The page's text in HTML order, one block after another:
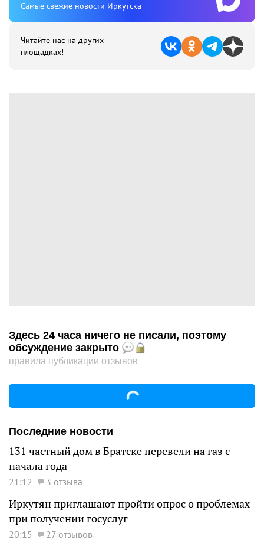
Cамые свежие новости Иркутска
Читайте нас на других
площадках!
Здесь 24 часа ничего не писали, поэтому
обсуждение закрыто
правила публикации отзывов
Последние новости
131 частный дом в Братске перевели на газ с
начала года
21:12 3 отзыва
Иркутян приглашают пройти опрос о проблемах
при получении госуслуг
20:15 27 отзывов